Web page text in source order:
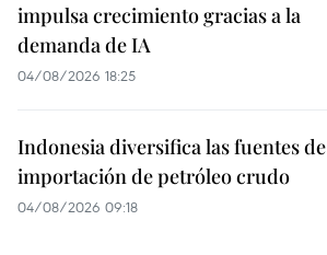
impulsa crecimiento gracias a la
demanda de IA
04/08/2026 18:25
Indonesia diversifica las fuentes de
importación de petróleo crudo
04/08/2026 09:18